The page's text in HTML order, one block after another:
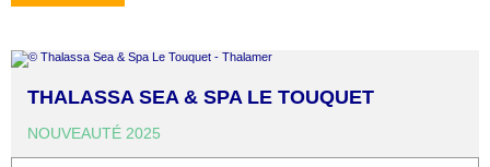
THALASSA SEA & SPA LE TOUQUET
NOUVEAUTÉ 2025